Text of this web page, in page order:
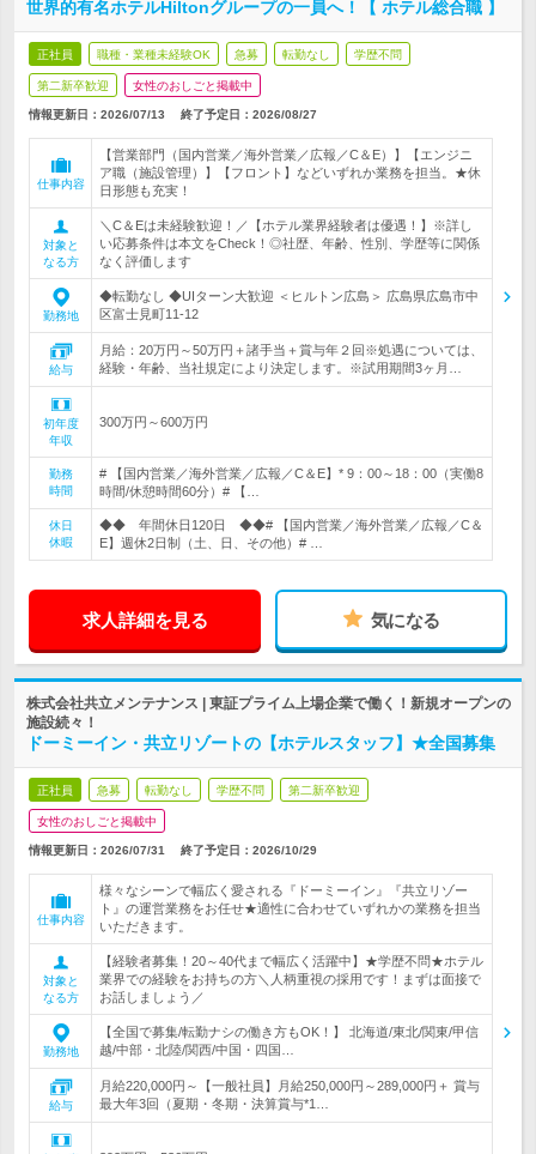
世界的有名ホテルHiltonグループの一員へ！【 ホテル総合職 】
正社員 職種・業種未経験OK 急募 転勤なし 学歴不問
第二新卒歓迎 女性のおしごと掲載中
情報更新日：2026/07/13 終了予定日： 2026/08/27
仕事内容
【営業部門（国内営業／海外営業／広報／C＆E）】【エンジニ
ア職（施設管理）】【フロント】などいずれか業務を担当。★休
日形態も充実！
対象と
なる方
＼C＆Eは未経験歓迎！／【ホテル業界経験者は優遇！】※詳し
い応募条件は本文をCheck！◎社歴、年齢、性別、学歴等に関係
なく評価します
勤務地
◆転勤なし ◆UIターン大歓迎 ＜ヒルトン広島＞ 広島県広島市中
区富士見町11-12
給与
月給：20万円～50万円＋諸手当＋賞与年２回※処遇については、
経験・年齢、当社規定により決定します。※試用期間3ヶ月…
初年度
年収
300万円～600万円
勤務
時間
# 【国内営業／海外営業／広報／C＆E】* 9：00～18：00（実働8
時間/休憩時間60分）# 【…
休日
休暇
◆◆ 年間休日120日 ◆◆# 【国内営業／海外営業／広報／C＆
E】週休2日制（土、日、その他）# …
求人詳細を見る 気になる
株式会社共立メンテナンス | 東証プライム上場企業で働く！新規オープンの
施設続々！
ドーミーイン・共立リゾートの【ホテルスタッフ】★全国募集
正社員 急募 転勤なし 学歴不問 第二新卒歓迎
女性のおしごと掲載中
情報更新日：2026/07/31 終了予定日： 2026/10/29
仕事内容
様々なシーンで幅広く愛される『ドーミーイン』『共立リゾー
ト』の運営業務をお任せ★適性に合わせていずれかの業務を担当
いただきます。
対象と
なる方
【経験者募集！20～40代まで幅広く活躍中】★学歴不問★ホテル
業界での経験をお持ちの方＼人柄重視の採用です！まずは面接で
お話しましょう／
勤務地
【全国で募集/転勤ナシの働き方もOK！】 北海道/東北/関東/甲信
越/中部・北陸/関西/中国・四国…
給与
月給220,000円～【一般社員】月給250,000円～289,000円＋ 賞与
最大年3回（夏期・冬期・決算賞与*1…